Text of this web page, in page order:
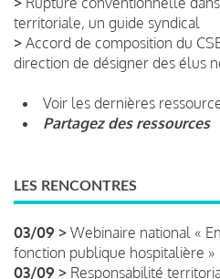
territoriale, un guide syndical
> Accord de composition du
direction de désigner des élus
Voir les dernières
Partagez des ressources
LES RENCONTRES
03/09 > Webinaire national «
fonction publique hospitalière »
03/09 > Responsabilité